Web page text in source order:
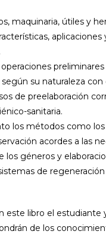
maquinaria, útiles y
aplicaciones
preliminares
su naturaleza con
de preelaboración
sanitaria.
los métodos como
acordes a las
los géneros y
de
este libro el estudiante
de los